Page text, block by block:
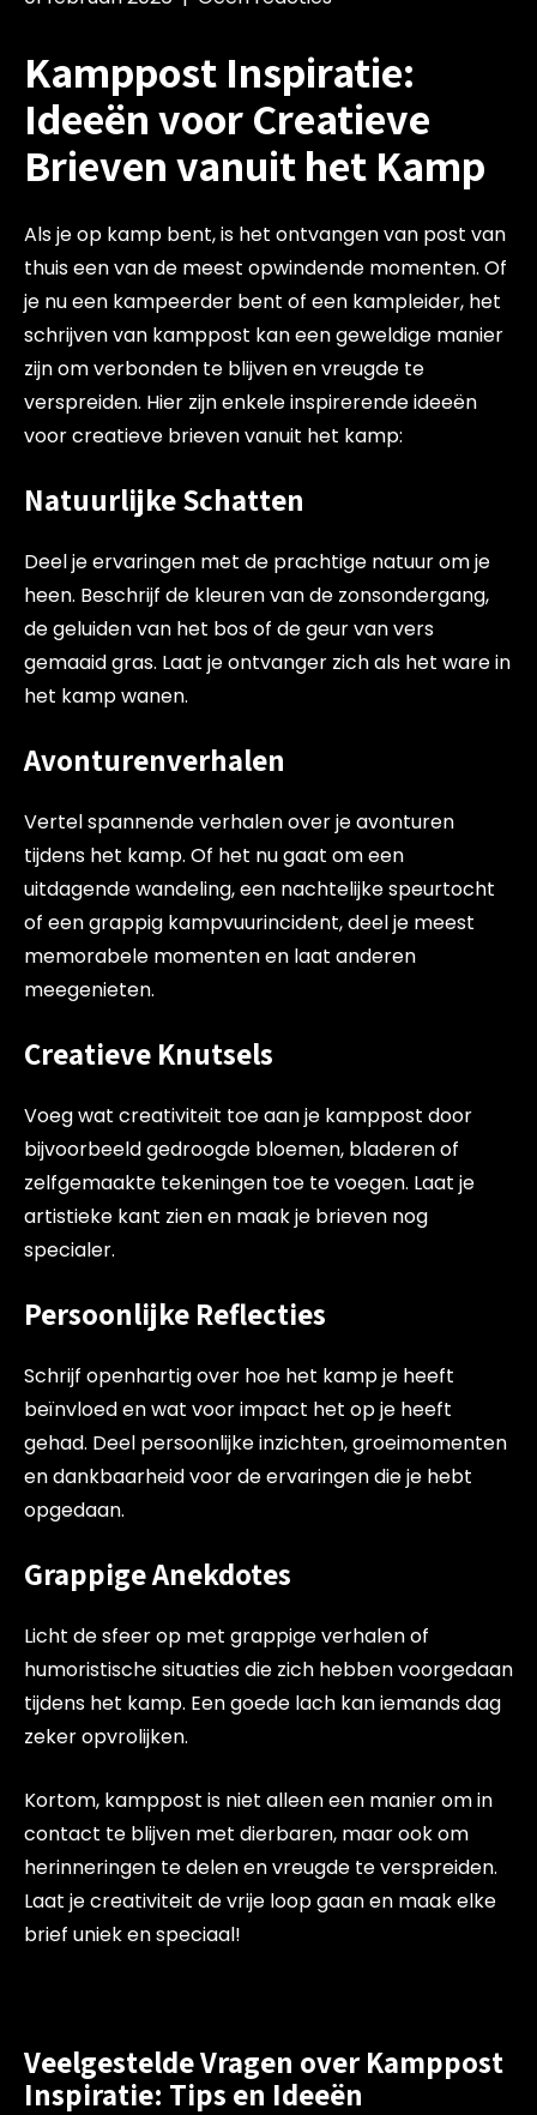
Kamppost Inspiratie:
Ideeën voor Creatieve
Brieven vanuit het Kamp
Als je op kamp bent, is het ontvangen van post van
thuis een van de meest opwindende momenten. Of
je nu een kampeerder bent of een kampleider, het
schrijven van kamppost kan een geweldige manier
zijn om verbonden te blijven en vreugde te
verspreiden. Hier zijn enkele inspirerende ideeën
voor creatieve brieven vanuit het kamp:
Natuurlijke Schatten
Deel je ervaringen met de prachtige natuur om je
heen. Beschrijf de kleuren van de zonsondergang,
de geluiden van het bos of de geur van vers
gemaaid gras. Laat je ontvanger zich als het ware in
het kamp wanen.
Avonturenverhalen
Vertel spannende verhalen over je avonturen
tijdens het kamp. Of het nu gaat om een
uitdagende wandeling, een nachtelijke speurtocht
of een grappig kampvuurincident, deel je meest
memorabele momenten en laat anderen
meegenieten.
Creatieve Knutsels
Voeg wat creativiteit toe aan je kamppost door
bijvoorbeeld gedroogde bloemen, bladeren of
zelfgemaakte tekeningen toe te voegen. Laat je
artistieke kant zien en maak je brieven nog
specialer.
Persoonlijke Reflecties
Schrijf openhartig over hoe het kamp je heeft
beïnvloed en wat voor impact het op je heeft
gehad. Deel persoonlijke inzichten, groeimomenten
en dankbaarheid voor de ervaringen die je hebt
opgedaan.
Grappige Anekdotes
Licht de sfeer op met grappige verhalen of
humoristische situaties die zich hebben voorgedaan
tijdens het kamp. Een goede lach kan iemands dag
zeker opvrolijken.
Kortom, kamppost is niet alleen een manier om in
contact te blijven met dierbaren, maar ook om
herinneringen te delen en vreugde te verspreiden.
Laat je creativiteit de vrije loop gaan en maak elke
brief uniek en speciaal!
Veelgestelde Vragen over Kamppost
Inspiratie: Tips en Ideeën